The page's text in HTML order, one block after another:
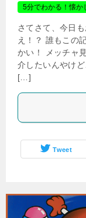
5分でわかる！懐か
さてさて、今日
え！？ 誰もこの
かい！ メッチャ
介したいんやけ
[…]
Tweet